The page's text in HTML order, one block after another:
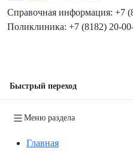
Справочная информация: +7
Поликлиника: +7 (8182) 20-
Быстрый переход
Меню раздела
Главная